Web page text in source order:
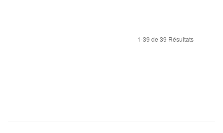
1-39 de 39 Résultats